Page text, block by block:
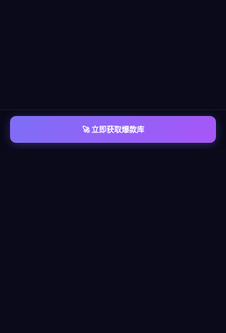
🚀 立即获取爆款库